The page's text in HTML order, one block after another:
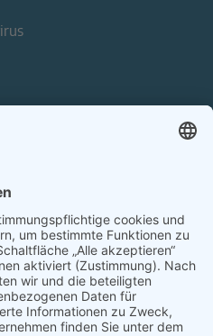
– Personal Award 2026
Kuhlage und Gästen